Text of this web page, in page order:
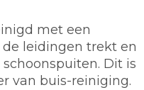
met een
leidingen trekt en
Dit is
van buis-reiniging.